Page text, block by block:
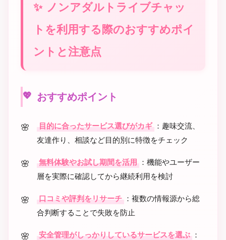
ノンアダルトライブチャッ
トを利用する際のおすすめポイ
ントと注意点
おすすめポイント
目的に合ったサービス選びがカギ ：趣味交流、
友達作り、相談など目的別に特徴をチェック
無料体験やお試し期間を活用 ：機能やユーザー
層を実際に確認してから継続利用を検討
口コミや評判をリサーチ ：複数の情報源から総
合判断することで失敗を防止
安全管理がしっかりしているサービスを選ぶ ：